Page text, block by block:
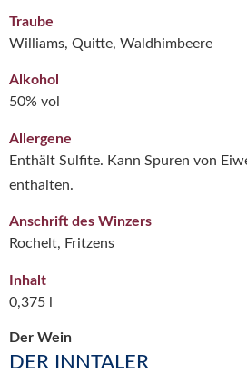
Der Wein
DER INNTALER
Traube
Williams, Quitte, Waldhimbeere
Alkohol
50% vol
Allergene
Enthält Sulfite. Kann Spuren von
enthalten.
Anschrift des Winzers
Rochelt, Fritzens
Inhalt
0,375 l